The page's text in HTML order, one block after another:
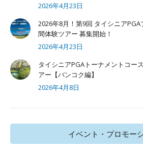
2026年4月23日
2026年8月！第9回 タイシニア
間体験ツアー 募集開始！
2026年4月23日
タイシニアPGAトーナメントコー
アー【バンコク編】
2026年4月8日
イベント・プロモー